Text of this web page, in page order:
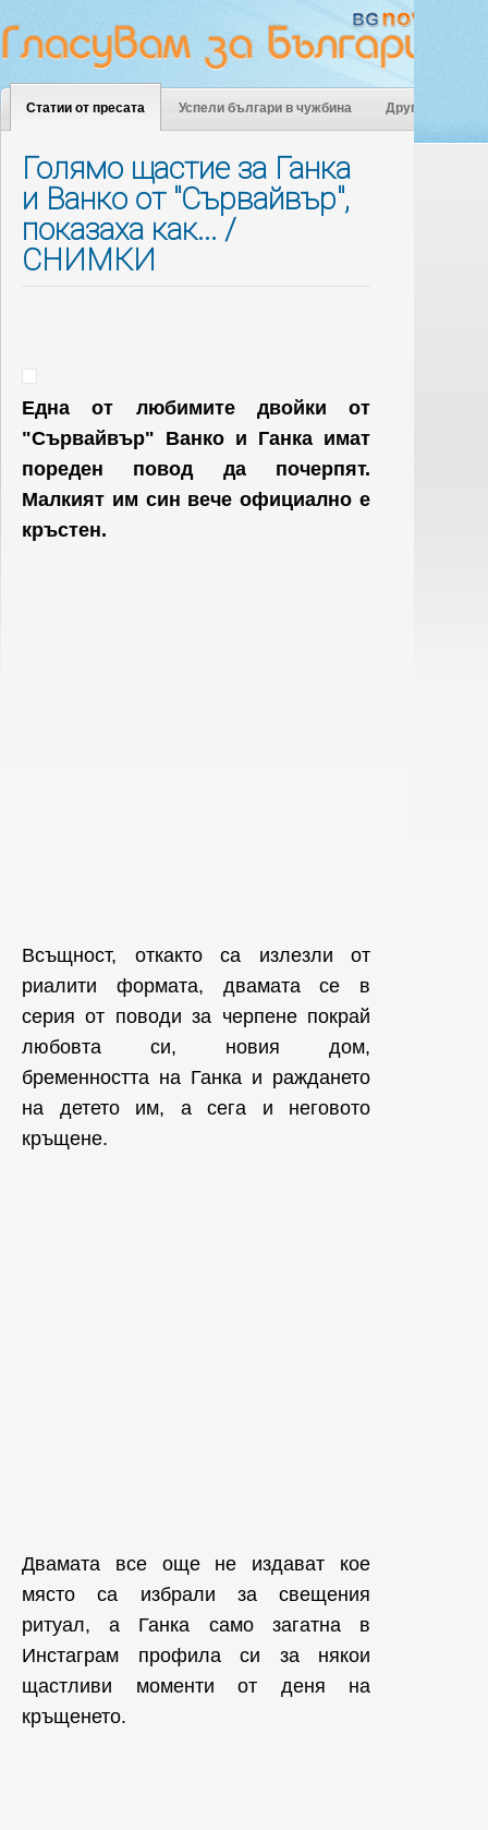
Статии от пресата Успели българи в чужбина Други
Голямо щастие за Ганка
и Ванко от "Сървайвър",
показаха как... /
СНИМКИ
Една от любимите двойки от
"Сървайвър" Ванко и Ганка имат
пореден повод да почерпят.
Малкият им син вече официално е
кръстен.
Всъщност, откакто са излезли от
риалити формата, двамата се в
серия от поводи за черпене покрай
любовта си, новия дом,
бременността на Ганка и раждането
на детето им, а сега и неговото
кръщене.
Двамата все още не издават кое
място са избрали за свещения
ритуал, а Ганка само загатна в
Инстаграм профила си за някои
щастливи моменти от деня на
кръщенето.